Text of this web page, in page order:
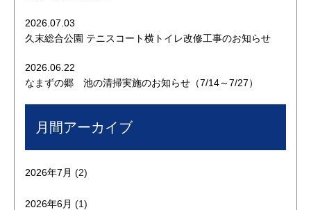
2026.07.03
久末総合公園 テニスコート横トイレ改修工事のお知らせ
2026.06.22
なまずの郷 池の清掃実施のお知らせ（7/14～7/27）
月間アーカイブ
2026年7月 (2)
2026年6月 (1)